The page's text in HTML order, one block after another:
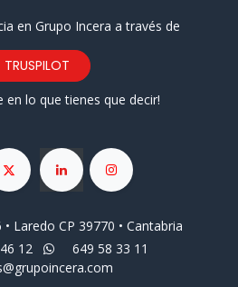
en Grupo Incera a través de
TRUSPILOT
en lo que tienes que decir!
Laredo CP 39770 • Cantabria
12
649 58 33 11